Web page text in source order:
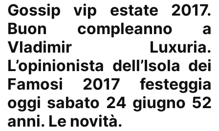
Gossip vip estate 2017.
Buon compleanno a
Vladimir Luxuria.
L’opinionista dell’Isola dei
Famosi 2017 festeggia
oggi sabato 24 giugno 52
anni. Le novità.